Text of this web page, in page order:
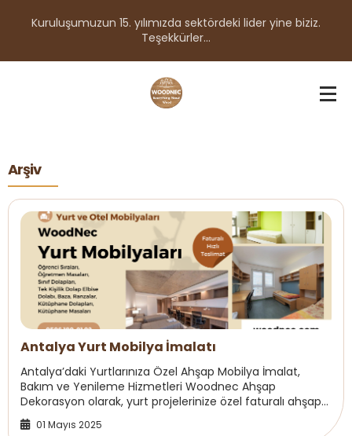
Kuruluşumuzun 15. yılımızda sektördeki lider yine biziz.
Teşekkürler...
Arşiv
Antalya Yurt Mobilya İmalatı
Antalya’daki Yurtlarınıza Özel Ahşap Mobilya İmalat,
Bakım ve Yenileme Hizmetleri Woodnec Ahşap
Dekorasyon olarak, yurt projelerinize özel faturalı ahşap
mobilya imalatı, bakım ve yenileme hizmetleri ...
01 Mayıs 2025